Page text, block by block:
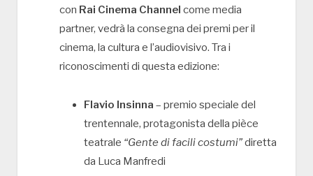
con Rai Cinema Channel come media
partner, vedrà la consegna dei premi per il
cinema, la cultura e l’audiovisivo. Tra i
riconoscimenti di questa edizione:
Flavio Insinna – premio speciale del
trentennale, protagonista della pièce
teatrale “Gente di facili costumi”diretta
da Luca Manfredi